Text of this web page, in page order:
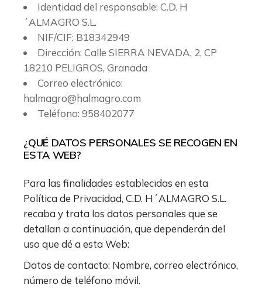
Identidad del responsable: C.D. H
´ALMAGRO S.L.
NIF/CIF: B18342949
Dirección: Calle SIERRA NEVADA, 2, CP
18210 PELIGROS, Granada
Correo electrónico:
halmagro@halmagro.com
Teléfono: 958402077
¿QUÉ DATOS PERSONALES SE RECOGEN EN
ESTA WEB?
Para las finalidades establecidas en esta
Política de Privacidad, C.D. H´ALMAGRO S.L.
recaba y trata los datos personales que se
detallan a continuación, que dependerán del
uso que dé a esta Web:
Datos de contacto: Nombre, correo electrónico,
número de teléfono móvil.